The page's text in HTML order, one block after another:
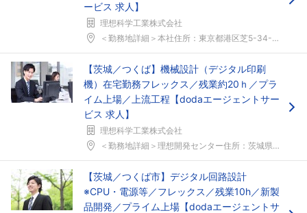
ービス 求人】
理想科学工業株式会社
＜勤務地詳細＞本社住所：東京都港区芝5-34-7 ...
【茨城／つくば】機械設計（デジタル印刷
機）在宅勤務フレックス／残業約20ｈ／プラ
イム上場／上流工程【dodaエージェントサー
ビス 求人】
理想科学工業株式会社
＜勤務地詳細＞理想開発センター住所：茨城県つくば市...
【茨城／つくば市】デジタル回路設計
※CPU・電源等／フレックス／残業10h／新製
品開発／プライム上場【dodaエージェントサ